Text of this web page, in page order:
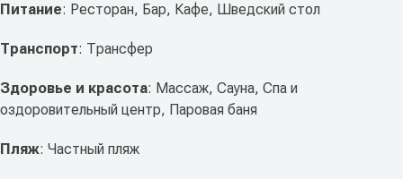
Питание: Ресторан, Бар, Кафе, Шведский стол
Транспорт: Трансфер
Здоровье и красота: Массаж, Сауна, Спа и
оздоровительный центр, Паровая баня
Пляж: Частный пляж